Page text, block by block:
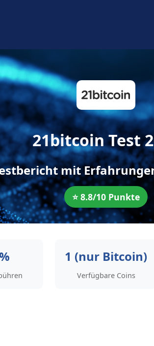
21bitcoin Test
mit
⭐ 8.8/10 Punkte
1 (nur Bitcoin)
Verfügbare Coins